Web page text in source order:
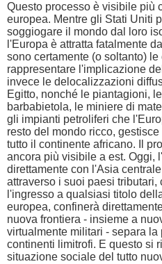
Questo processo è visibile più
europea. Mentre gli Stati Uniti
soggiogare il mondo dal loro
l'Europa è attratta fatalmente
sono certamente (o soltanto)
rappresentare l'implicazione
invece le delocalizzazioni
Egitto, nonché le piantagioni,
barbabietola, le miniere di
gli impianti petroliferi che
resto del mondo ricco,
tutto il continente africano. Il
ancora più visibile a est. Oggi,
direttamente con l'Asia
attraverso i suoi paesi
l'ingresso a qualsiasi titolo
europea, confinerà
nuova frontiera - insieme a
virtualmente militari - separa
continenti limitrofi. E questo si
situazione sociale del tutto